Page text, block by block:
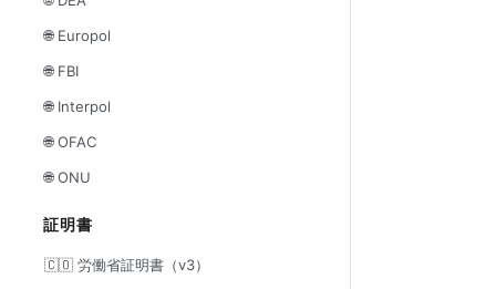
🌐 Europol
🌐 FBI
🌐 Interpol
🌐 OFAC
🌐 ONU
証明書
🇨🇴 労働省証明書（v3）